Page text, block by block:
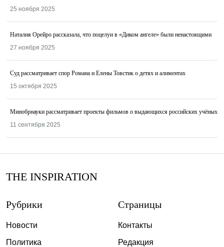
25 ноября 2025
Наталия Орейро рассказала, что поцелуи в «Диком ангеле» были ненастоящими
27 ноября 2025
Суд рассматривает спор Романа и Елены Товстик о детях и алиментах
15 октября 2025
Минобрнауки рассматривает проекты фильмов о выдающихся российских учёных
11 сентября 2025
THE INSPIRATION
Рубрики
Новости
Политика
Страницы
Контакты
Редакция